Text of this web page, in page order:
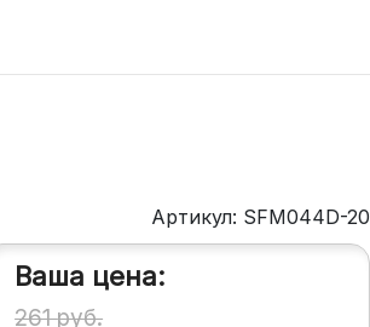
Артикул: SFM044D-20
Ваша цена:
261руб.